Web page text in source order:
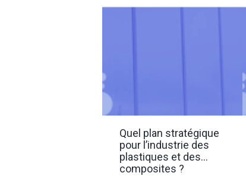
Quel plan stratégique
pour l’industrie des
plastiques et des
composites ?